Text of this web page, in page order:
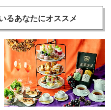
るあなたにオススメ